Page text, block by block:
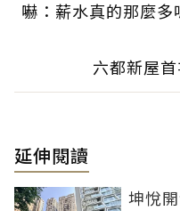
嚇：薪水真的那麼多
六都新屋
延伸閱讀
坤悅